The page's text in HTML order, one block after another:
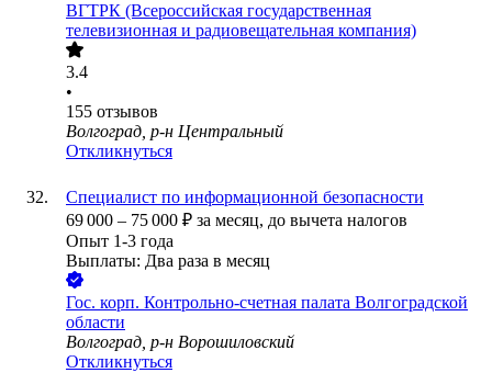
ВГТРК (Всероссийская государственная
телевизионная и радиовещательная компания)
3.4
•
155 отзывов
Волгоград, р-н Центральный
Откликнуться
Специалист по информационной безопасности
69 000 – 75 000 ₽ за месяц, до вычета налогов
Опыт 1-3 года
Выплаты: Два раза в месяц
Гос. корп. Контрольно-счетная палата Волгоградской
области
Волгоград, р-н Ворошиловский
Откликнуться